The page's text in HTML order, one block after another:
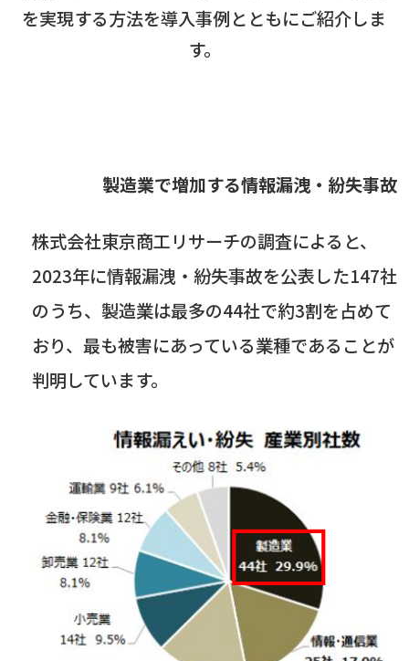
を実現する方法を導入事例とともにご紹介しま
す。
製造業で増加する情報漏洩・紛失事故
株式会社東京商工リサーチの調査によると、
2023年に情報漏洩・紛失事故を公表した147社
のうち、製造業は最多の44社で約3割を占めて
おり、最も被害にあっている業種であることが
判明しています。